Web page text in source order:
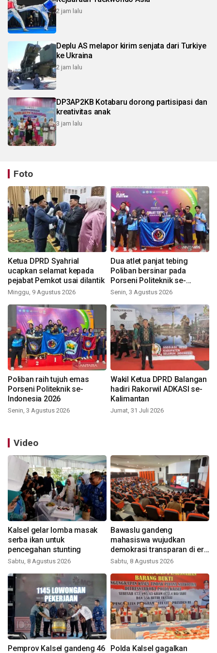
2 jam lalu
Deplu AS melapor kirim senjata dari Turkiye
ke Ukraina
2 jam lalu
DP3AP2KB Kotabaru dorong partisipasi dan
kreativitas anak
3 jam lalu
Foto
Ketua DPRD Syahrial
ucapkan selamat kepada
pejabat Pemkot usai dilantik
Minggu, 9 Agustus 2026
Dua atlet panjat tebing
Poliban bersinar pada
Porseni Politeknik se-
Indonesia 2026
Senin, 3 Agustus 2026
Poliban raih tujuh emas
Porseni Politeknik se-
Indonesia 2026
Senin, 3 Agustus 2026
Wakil Ketua DPRD Balangan
hadiri Rakorwil ADKASI se-
Kalimantan
Jumat, 31 Juli 2026
Video
Kalsel gelar lomba masak
serba ikan untuk
pencegahan stunting
Sabtu, 8 Agustus 2026
Bawaslu gandeng
mahasiswa wujudkan
demokrasi transparan di era
digital
Sabtu, 8 Agustus 2026
Pemprov Kalsel gandeng 46 Polda Kalsel gagalkan